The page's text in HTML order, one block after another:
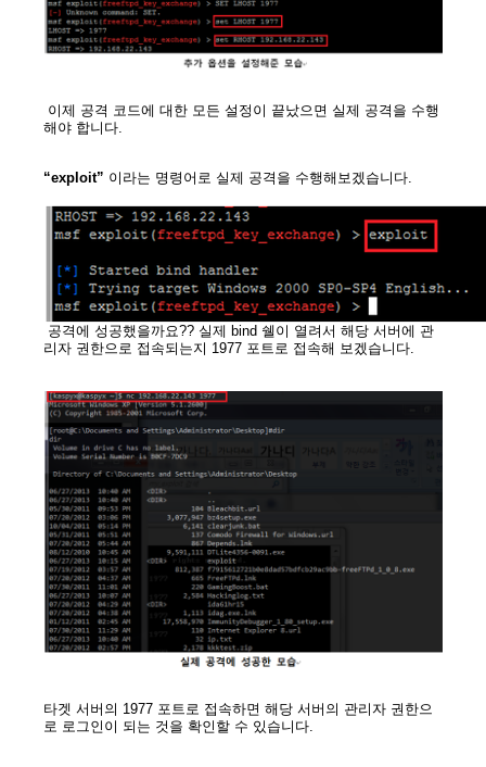
이제 공격 코드에 대한 모든 설정이 끝났으면 실제 공격을 수행
해야 합니다.
“exploit” 이라는 명령어로 실제 공격을 수행해보겠습니다.
공격에 성공했을까요?? 실제 bind 쉘이 열려서 해당 서버에 관
리자 권한으로 접속되는지 1977 포트로 접속해 보겠습니다.
타겟 서버의 1977 포트로 접속하면 해당 서버의 관리자 권한으
로 로그인이 되는 것을 확인할 수 있습니다.